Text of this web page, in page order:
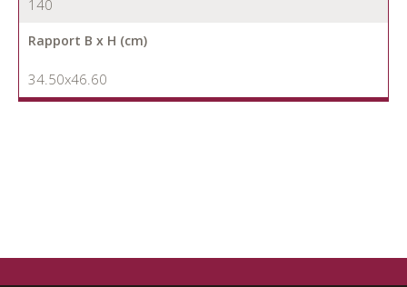
140
Rapport B x H (cm)
34.50x46.60